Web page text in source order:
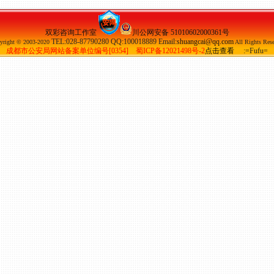
双彩咨询工作室 川公网安备 51010602000361号
© 2003-2020TEL:028-87790280 QQ:100018889 Email:shuangcai@qq.comAll Rights
成都市公安局网站备案单位编号[0354] 蜀ICP备12021498号-2点击查看 :=Fufu=